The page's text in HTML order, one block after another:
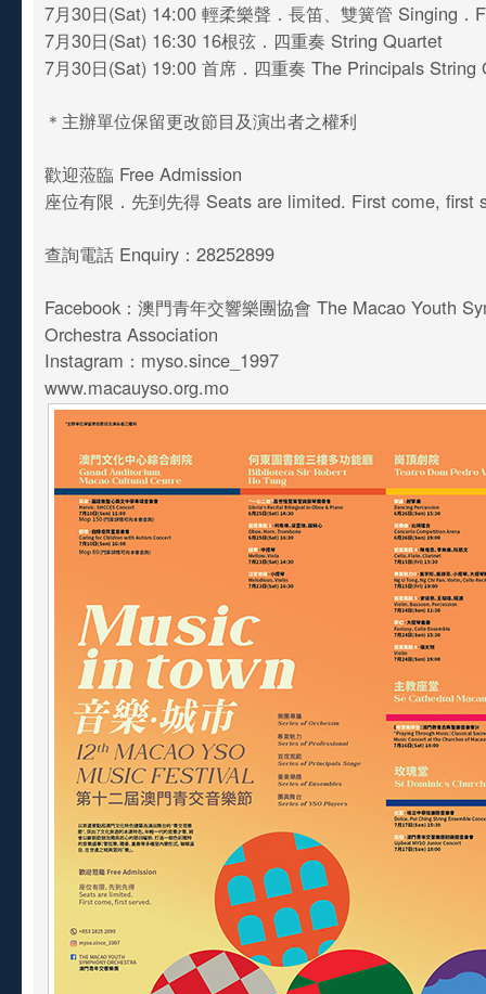
7月30日(Sat) 14:00 輕柔樂聲．長笛、雙簧管 Singing．
7月30日(Sat) 16:30 16根弦．四重奏 String Quartet
7月30日(Sat) 19:00 首席．四重奏 The Principals String
＊主辦單位保留更改節目及演出者之權利
歡迎蒞臨 Free Admission
座位有限．先到先得 Seats are limited. First come, first
查詢電話 Enquiry：28252899
Facebook：澳門青年交響樂團協會 The Macao Youth
Orchestra Association
Instagram：myso.since_1997
www.macauyso.org.mo